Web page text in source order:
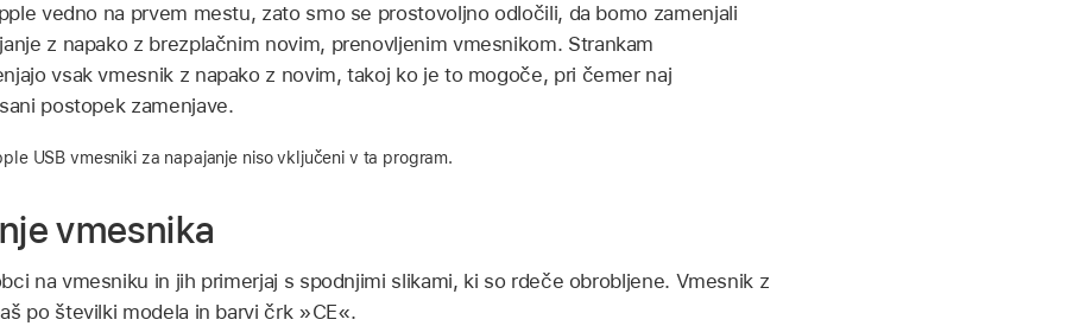
vedno na prvem mestu, zato smo se prostovoljno odločili, da bomo zamenjali
z napako z brezplačnim novim, prenovljenim vmesnikom. Strankam
vsak vmesnik z napako z novim, takoj ko je to mogoče, pri čemer naj
postopek zamenjave.
USB vmesniki za napajanje niso vključeni v ta program.
vmesnika
na vmesniku in jih primerjaj s spodnjimi slikami, ki so rdeče obrobljene. Vmesnik z
po številki modela in barvi črk »CE«.